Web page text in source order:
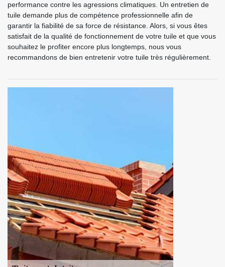
performance contre les agressions climatiques. Un entretien de
tuile demande plus de compétence professionnelle afin de
garantir la fiabilité de sa force de résistance. Alors, si vous êtes
satisfait de la qualité de fonctionnement de votre tuile et que vous
souhaitez le profiter encore plus longtemps, nous vous
recommandons de bien entretenir votre tuile très régulièrement.